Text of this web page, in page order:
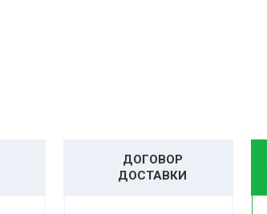
ДОГОВОР
ДОСТАВКИ